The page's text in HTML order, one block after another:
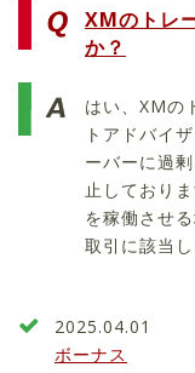
XMのトレ
か？
はい、XMの
トアドバイ
ーバーに過
止しており
を稼働させ
取引に該当
2025.04.01
ボーナス